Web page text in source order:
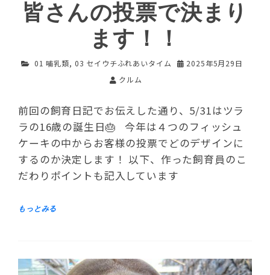
皆さんの投票で決まり
ます！！
01 哺乳類, 03 セイウチふれあいタイム
2025年5月29日
クルム
前回の飼育日記でお伝えした通り、5/31はツラ
ラの16歳の誕生日🎂 今年は４つのフィッシュ
ケーキの中からお客様の投票でどのデザインに
するのか決定します！ 以下、作った飼育員のこ
だわりポイントも記入しています